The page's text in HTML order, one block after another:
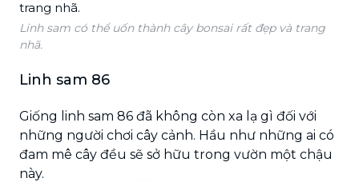
Linh sam có thể uốn thành cây bonsai rất đẹp và trang
nhã.
Linh sam 86
Giống linh sam 86 đã không còn xa lạ gì đối với
những người chơi cây cảnh. Hầu như những ai có
đam mê cây đều sẽ sở hữu trong vườn một chậu
này.